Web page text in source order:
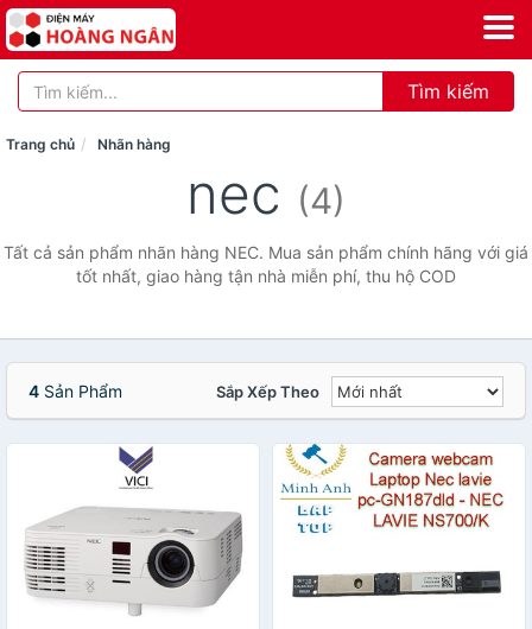
Tìm kiếm
Trang chủ Nhãn hàng
nec (4)
Tất cả sản phẩm nhãn hàng NEC. Mua sản phẩm chính hãng với giá
tốt nhất, giao hàng tận nhà miễn phí, thu hộ COD
4 Sản Phẩm Sắp Xếp Theo